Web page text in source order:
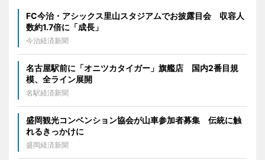
FC今治・アシックス里山スタジアムでお披露目会 収容人
数約1.7倍に「成長」
今治経済新聞
名古屋駅前に「オニツカタイガー」旗艦店 国内2番目規
模、全ライン展開
名駅経済新聞
盛岡観光コンベンション協会が山車参加者募集 伝統に触
れるきっかけに
盛岡経済新聞